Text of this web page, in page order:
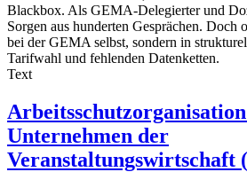
Blackbox. Als GEMA-Delegierter und
Sorgen aus hunderten Gesprächen. Doch
bei der GEMA selbst, sondern in
Tarifwahl und fehlenden Datenketten.
Text
Unternehmen der
Veranstaltungswirtschaft